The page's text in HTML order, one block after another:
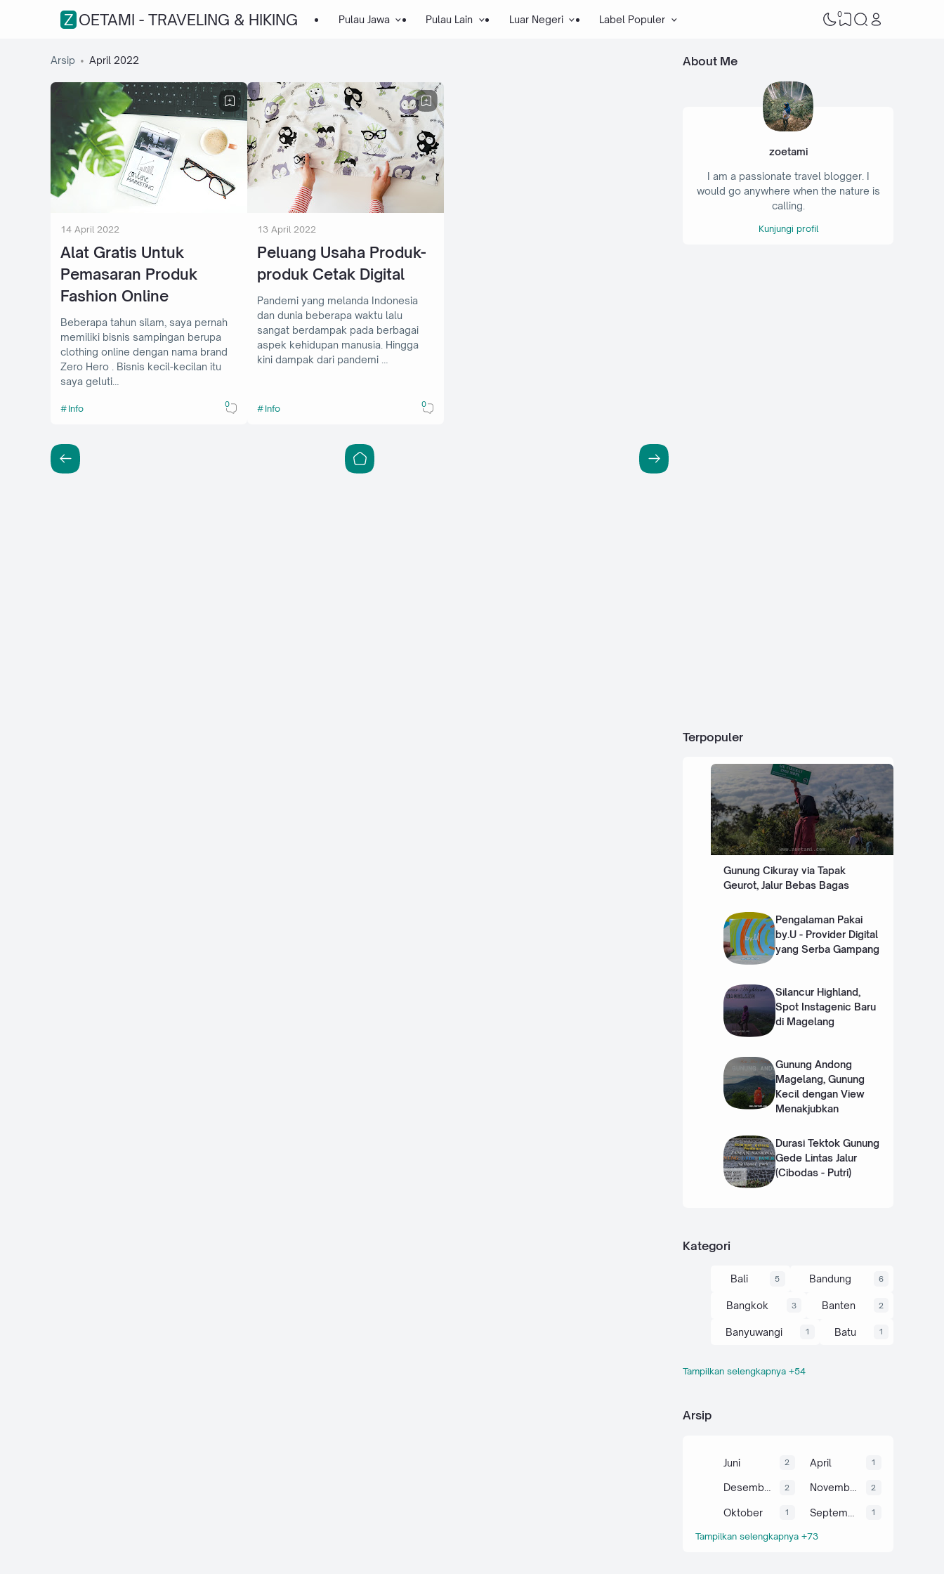
ZOETAMI - TRAVELING & HIKING Pulau Jawa Pulau Lain Luar Negeri Label Populer 0
Arsip April 2022
14 April 2022
Alat Gratis Untuk
Pemasaran Produk
Fashion Online
Beberapa tahun silam, saya pernah
memiliki bisnis sampingan berupa
clothing online dengan nama brand
Zero Hero . Bisnis kecil-kecilan itu
saya geluti…
Info 0
13 April 2022
Peluang Usaha Produk-
produk Cetak Digital
Pandemi yang melanda Indonesia
dan dunia beberapa waktu lalu
sangat berdampak pada berbagai
aspek kehidupan manusia. Hingga
kini dampak dari pandemi …
Info 0
About Me
zoetami
I am a passionate travel blogger. I
would go anywhere when the nature is
calling.
Kunjungi profil
Terpopuler
Gunung Cikuray via Tapak
Geurot, Jalur Bebas Bagas
Pengalaman Pakai
by.U - Provider Digital
yang Serba Gampang
Silancur Highland,
Spot Instagenic Baru
di Magelang
Gunung Andong
Magelang, Gunung
Kecil dengan View
Menakjubkan
Durasi Tektok Gunung
Gede Lintas Jalur
(Cibodas - Putri)
Kategori
Bali 5 Bandung 6
Bangkok 3 Banten 2
Banyuwangi 1 Batu 1
Belitung
Cirebon Curug
Dieng 4 Garut
Gunung Hatyai
Ijen 1
Tampilkan selengkapnya +54
Arsip
Juni 2 April 1
Desember 2 November 2
Oktober 1 1
Tampilkan selengkapnya +73